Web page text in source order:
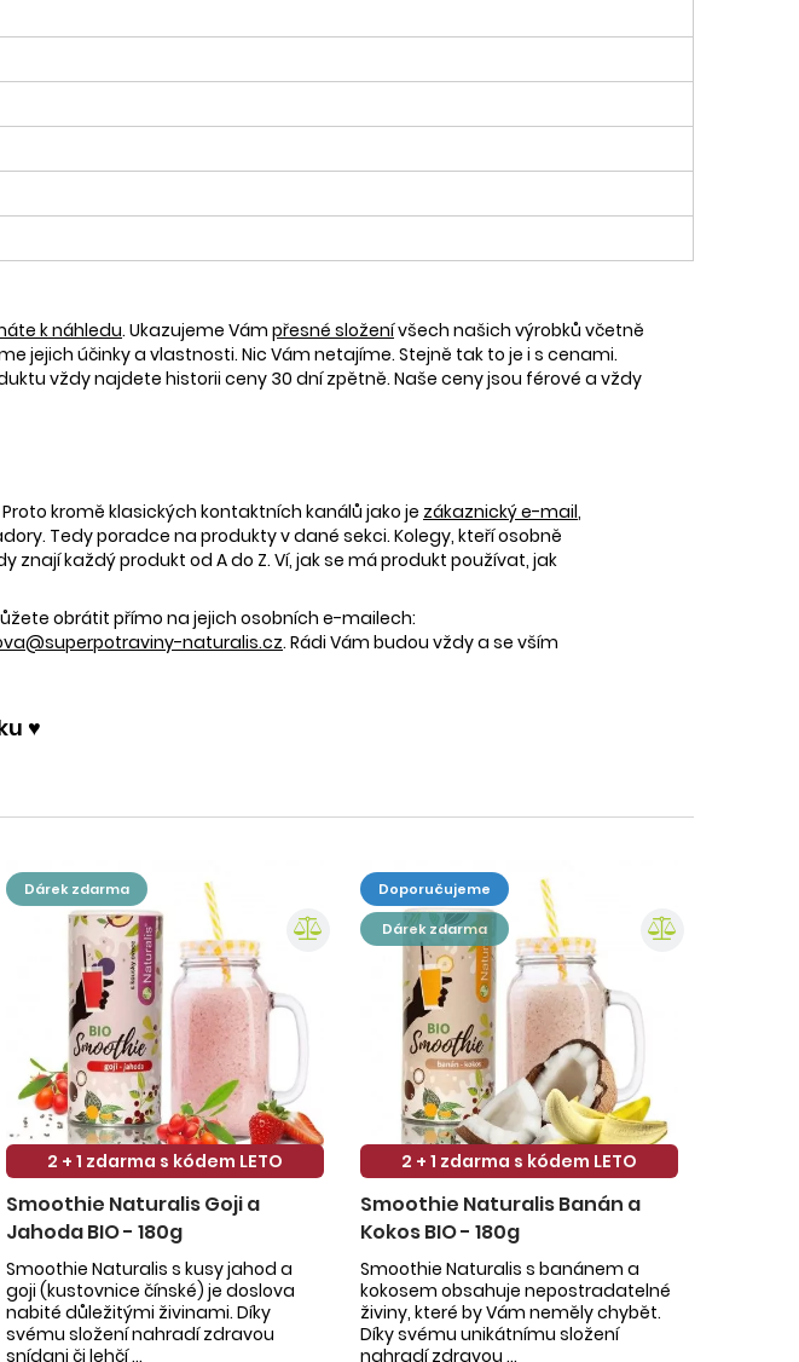
k náhledu. Ukazujeme Vám přesné složenívšech našich výrobků včetně
jejich účinky a vlastnosti. Nic Vám netajíme. Stejně tak to je i s cenami.
vždy najdete historii ceny 30 dní zpětně. Naše ceny jsou férové a vždy
kromě klasických kontaktních kanálů jako je zákaznický e-mail,
Tedy poradce na produkty v dané sekci. Kolegy, kteří osobně
každý produkt od A do Z. Ví, jak se má produkt používat, jak
obrátit přímo na jejich osobních e-mailech:
naturalis.cz. Rádi Vám budou vždy a se vším
♥️
dárek zdarma
2 + 1 zdarma s kódem LETO
Smoothie Naturalis Goji a
Jahoda BIO - 180g
Smoothie Naturalis s kusy jahod a
goji (kustovnice čínské) je doslova
nabité důležitými živinami. Díky
svému složení nahradí zdravou
snídani či lehčí ...
doporučujeme
dárek zdarma
2 + 1 zdarma s kódem LETO
Smoothie Naturalis Banán a
Kokos BIO - 180g
Smoothie Naturalis s banánem a
kokosem obsahuje nepostradatelné
živiny, které by Vám neměly chybět.
Díky svému unikátnímu složení
nahradí zdravou ...